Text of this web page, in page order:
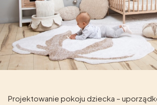
Projektowanie pokoju dziecka –